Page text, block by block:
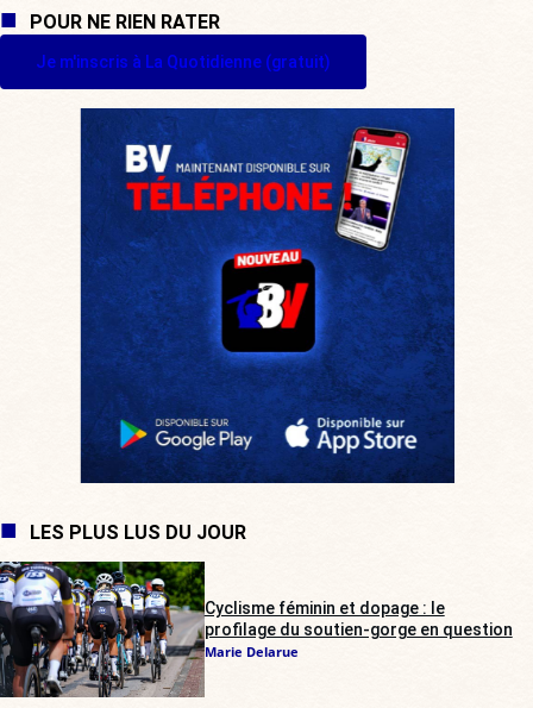
POUR NE RIEN RATER
Je m'inscris à La Quotidienne (gratuit)
LES PLUS LUS DU JOUR
Cyclisme féminin et dopage : le
profilage du soutien-gorge en question
Marie Delarue